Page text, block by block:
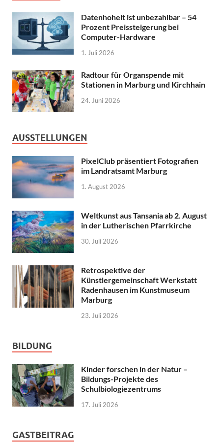
Datenhoheit ist unbezahlbar – 54
Prozent Preissteigerung bei
Computer-Hardware
1. Juli 2026
Radtour für Organspende mit
Stationen in Marburg und Kirchhain
24. Juni 2026
AUSSTELLUNGEN
PixelClub präsentiert Fotografien
im Landratsamt Marburg
1. August 2026
Weltkunst aus Tansania ab 2. August
in der Lutherischen Pfarrkirche
30. Juli 2026
Retrospektive der
Künstlergemeinschaft Werkstatt
Radenhausen im Kunstmuseum
Marburg
23. Juli 2026
BILDUNG
Kinder forschen in der Natur –
Bildungs-Projekte des
Schulbiologiezentrums
17. Juli 2026
GASTBEITRAG